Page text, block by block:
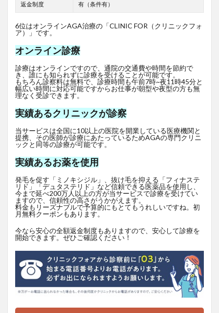
返金制度 有（条件有）
6位はオンラインAGA治療の「CLINIC FOR（クリニックフォ
ア）」です。
オンライン診療
診療はオンラインですので、通院の交通費や時間を節約で
き、誰にも知られずに診療を受けることが可能です。
もちろん診察料は無料で、診療時間も午前7時~夜11時45分と
幅広い時間に対応可能ですからお仕事が朝型や夜型の方も無
理なく受診できます。
実績あるクリニックが診察
当サービスは全国に10以上の医院を開業している医療機関と
提携、その医師が診療にあたっているためAGAの専門クリニ
ックと同等の診療が可能です。
実績あるお薬を使用
発毛を促す「ミノキシジル」、抜け毛を抑える「フィナステ
リド」「デュタステリド」など信頼できる医薬品を使用し、
今まで延べ200万人以上の方が当サービスで診療を受けてい
ますので、信頼性の高さがうかがえます。
料金もリーズナブルで予算的にもとてもうれしいですね。初
月無料クーポンもあります。
今なら安心の全額返金制度もありますので、安心して診療を
開始できます。ぜひご確認ください！